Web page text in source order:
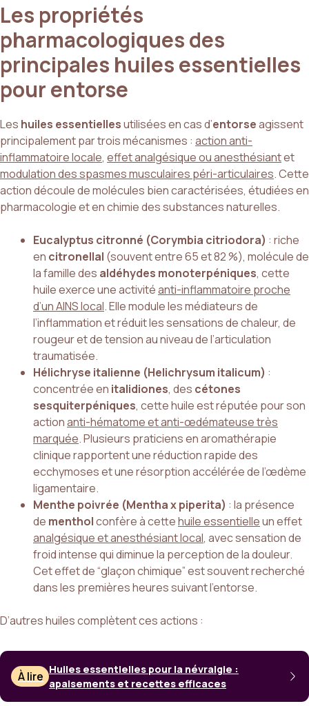
Les propriétés
pharmacologiques des
principales huiles essentielles
pour entorse
Les huiles essentiellesutilisées en cas d’entorseagissent
principalement par trois mécanismes : action anti-
inflammatoire locale, effet analgésique ou anesthésiantet
modulation des spasmes musculaires péri-articulaires. Cette
action découle de molécules bien caractérisées, étudiées en
pharmacologie et en chimie des substances naturelles.
Eucalyptus citronné (Corymbia citriodora) : riche
en citronellal (souvent entre 65 et 82 %), molécule de
la famille des aldéhydes monoterpéniques, cette
huile exerce une activitéanti-inflammatoire proche
d’un AINS local. Elle module les médiateurs de
l’inflammation et réduit les sensations de chaleur, de
rougeur et de tension au niveau de l’articulation
traumatisée.
Hélichryse italienne (Helichrysum italicum) :
concentrée en italidiones, des cétones
sesquiterpéniques, cette huile est réputée pour son
actionanti-hématome et anti-œdémateuse très
marquée. Plusieurs praticiens en aromathérapie
clinique rapportent une réduction rapide des
ecchymoses et une résorption accélérée de l’œdème
ligamentaire.
Menthe poivrée (Mentha x piperita) : la présence
de mentholconfère à cettehuile essentielleun effet
analgésique et anesthésiant local, avec sensation de
froid intense qui diminue la perception de la douleur.
Cet effet de “glaçon chimique” est souvent recherché
dans les premières heures suivant l’entorse.
D’autres huiles complètent ces actions :
À lire Huiles essentielles pour la névralgie :
apaisements et recettes efficaces